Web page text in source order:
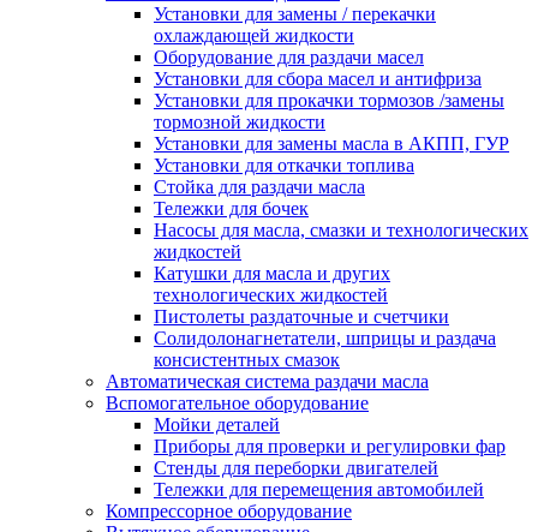
Установки для замены / перекачки
охлаждающей жидкости
Оборудование для раздачи масел
Установки для сбора масел и антифриза
Установки для прокачки тормозов /замены
тормозной жидкости
Установки для замены масла в АКПП, ГУР
Установки для откачки топлива
Стойка для раздачи масла
Тележки для бочек
Насосы для масла, смазки и технологических
жидкостей
Катушки для масла и других
технологических жидкостей
Пистолеты раздаточные и счетчики
Солидолонагнетатели, шприцы и раздача
консистентных смазок
Автоматическая система раздачи масла
Вспомогательное оборудование
Мойки деталей
Приборы для проверки и регулировки фар
Стенды для переборки двигателей
Тележки для перемещения автомобилей
Компрессорное оборудование